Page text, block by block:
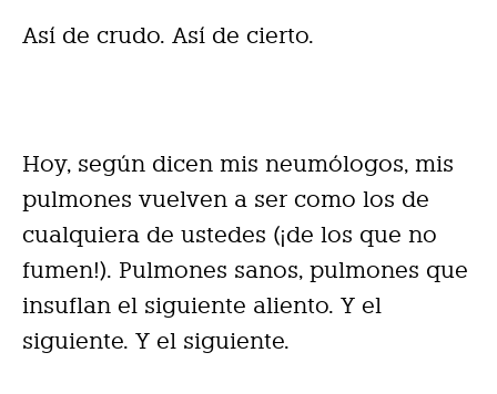
Así de crudo. Así de cierto.
Hoy, según dicen mis neumólogos, mis
pulmones vuelven a ser como los de
cualquiera de ustedes (¡de los que no
fumen!). Pulmones sanos, pulmones que
insuflan el siguiente aliento. Y el
siguiente. Y el siguiente.